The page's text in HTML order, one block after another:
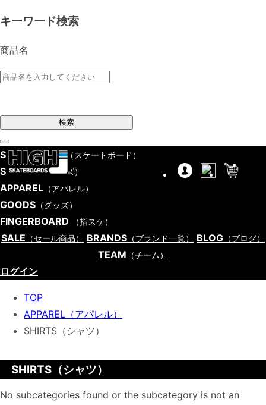
キーワード検索
商品名
検索
SKATEBOARD（スケートボード）
SHOES（シューズ）
APPAREL （アパレル）
GOODS （グッズ）
FINGERBOARD （指スケ）
SALE （セール商品） BRANDS （ブランド一覧） BLOG （ブログ）
TEAM （チーム）
ログイン
TOP
APPAREL（アパレル）
SHIRTS（シャツ）
SHIRTS（シャツ）
No subcategories found or the subcategory is not an